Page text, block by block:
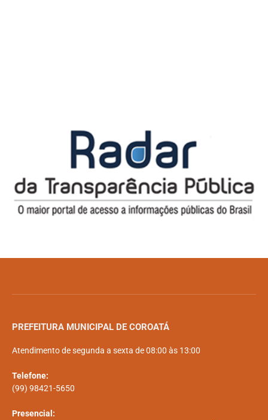
PREFEITURA MUNICIPAL DE COROATÁ
Atendimento de segunda a sexta de 08:00 às 13:00
Telefone:
(99) 98421-5650
Presencial: